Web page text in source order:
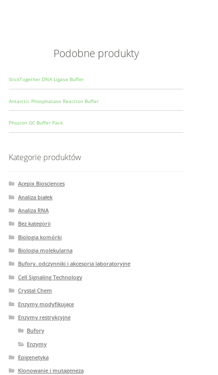
Podobne produkty
StickTogether DNA Ligase Buffer
Antarctic Phosphatase Reaction Buffer
Phusion GC Buffer Pack
Kategorie produktów
Acepix Biosciences
Analiza białek
Analiza RNA
Bez kategorii
Biologia komórki
Biologia molekularna
Bufory. odczynniki i akcesoria laboratoryjne
Cell Signaling Technology
Crystal Chem
Enzymy modyfikujące
Enzymy restrykcyjne
Bufory
Enzymy
Epigenetyka
Klonowanie i mutageneza